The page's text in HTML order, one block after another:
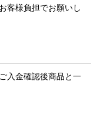
客様負担でお願いし
入金確認後商品と一